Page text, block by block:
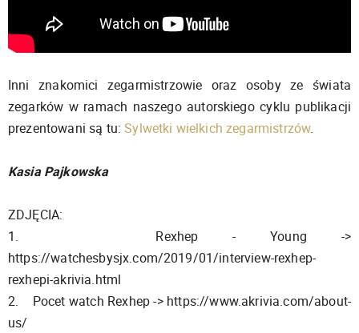
Inni znakomici zegarmistrzowie oraz osoby ze świata
zegarków w ramach naszego autorskiego cyklu publikacji
prezentowani są tu:Sylwetki wielkich zegarmistrzów.
Kasia Pajkowska
ZDJĘCIA:
1. Rexhep - Young ->
https://watchesbysjx.com/2019/01/interview-rexhep-
rexhepi-akrivia.html
2. Pocet watch Rexhep -> https://www.akrivia.com/about-
us/